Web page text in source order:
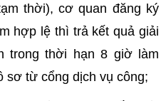
thời), cơ quan đăng ký
hợp lệ thì trả kết quả giải
trong thời hạn 8 giờ làm
sơ từ cổng dịch vụ công;